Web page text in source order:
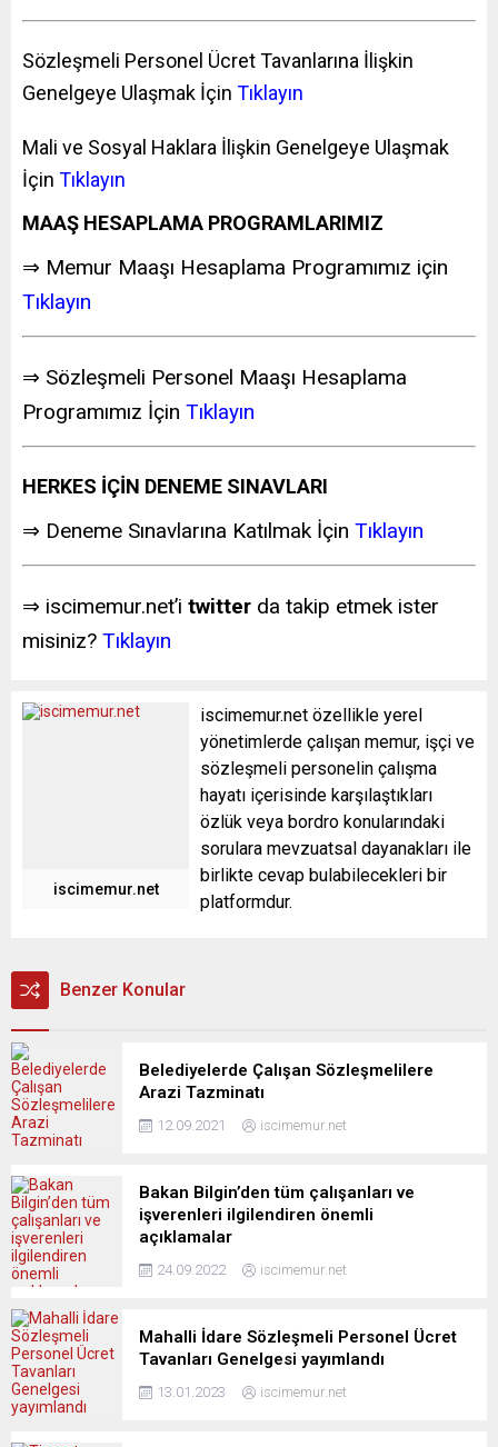
Sözleşmeli Personel Ücret Tavanlarına İlişkin
Genelgeye Ulaşmak İçin Tıklayın
Mali ve Sosyal Haklara İlişkin Genelgeye Ulaşmak
İçin Tıklayın
MAAŞ HESAPLAMA PROGRAMLARIMIZ
⇒ Memur Maaşı Hesaplama Programımız için
Tıklayın
⇒ Sözleşmeli Personel Maaşı Hesaplama
Programımız İçin Tıklayın
HERKES İÇİN DENEME SINAVLARI
⇒ Deneme Sınavlarına Katılmak İçin Tıklayın
⇒ iscimemur.net’i twitter da takip etmek ister
misiniz? Tıklayın
iscimemur.net
iscimemur.net özellikle yerel
yönetimlerde çalışan memur, işçi ve
sözleşmeli personelin çalışma
hayatı içerisinde karşılaştıkları
özlük veya bordro konularındaki
sorulara mevzuatsal dayanakları ile
birlikte cevap bulabilecekleri bir
platformdur.
Benzer Konular
Belediyelerde Çalışan Sözleşmelilere
Arazi Tazminatı
12.09.2021 iscimemur.net
Bakan Bilgin’den tüm çalışanları ve
işverenleri ilgilendiren önemli
açıklamalar
24.09.2022 iscimemur.net
Mahalli İdare Sözleşmeli Personel Ücret
Tavanları Genelgesi yayımlandı
13.01.2023 iscimemur.net